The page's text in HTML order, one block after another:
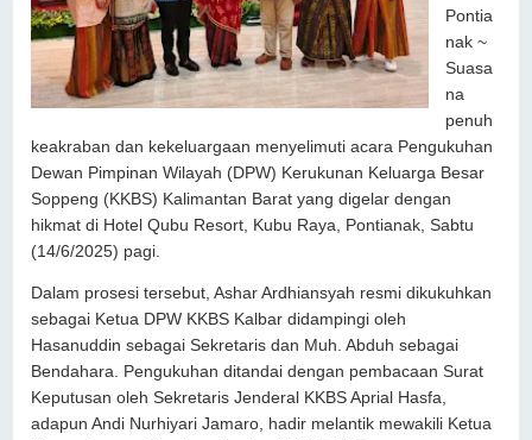
Pontia
nak ~
Suasa
na
penuh
keakraban dan kekeluargaan menyelimuti acara Pengukuhan
Dewan Pimpinan Wilayah (DPW) Kerukunan Keluarga Besar
Soppeng (KKBS) Kalimantan Barat yang digelar dengan
hikmat di Hotel Qubu Resort, Kubu Raya, Pontianak, Sabtu
(14/6/2025) pagi.
Dalam prosesi tersebut, Ashar Ardhiansyah resmi dikukuhkan
sebagai Ketua DPW KKBS Kalbar didampingi oleh
Hasanuddin sebagai Sekretaris dan Muh. Abduh sebagai
Bendahara. Pengukuhan ditandai dengan pembacaan Surat
Keputusan oleh Sekretaris Jenderal KKBS Aprial Hasfa,
adapun Andi Nurhiyari Jamaro, hadir melantik mewakili Ketua